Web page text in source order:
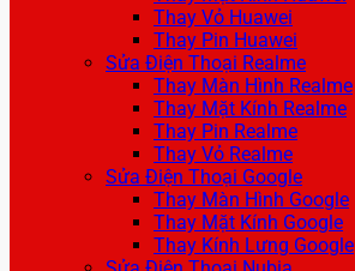
Thay Vỏ Huawei
Thay Pin Huawei
Sửa Điện Thoại Realme
Thay Màn Hình Realme
Thay Mặt Kính Realme
Thay Pin Realme
Thay Vỏ Realme
Sửa Điện Thoại Google
Thay Màn Hình Google
Thay Mặt Kính Google
Thay Kính Lưng Google